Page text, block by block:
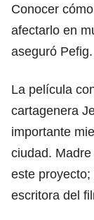
Conocer
afectarlo en
aseguró Pefig.
La película
cartagenera
importante
ciudad.
este
escritora del